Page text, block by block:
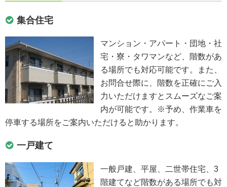
集合住宅
マンション・アパート・団地・社
宅・寮・タワマンなど、階数があ
る場所でも対応可能です。また、
お問合せ際に、階数を正確にご入
力いただけますとスムーズなご案
内が可能です。※予め、作業車を
停車する場所をご案内いただけると助かります。
一戸建て
一般戸建、平屋、二世帯住宅、3
階建てなど階数がある場所でも対